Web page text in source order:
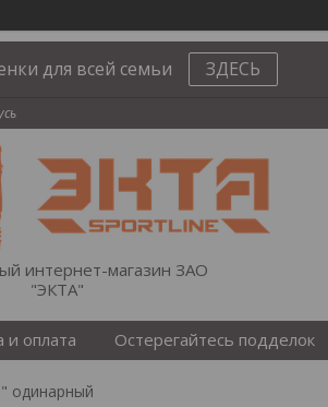
для всей семьи ЗДЕСЬ
интернет-магазин ЗАО
"ЭКТА"
и оплата Остерегайтесь подделок
одинарный